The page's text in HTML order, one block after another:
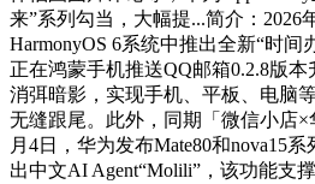
来”系列勾当，大幅提...简介：2026
HarmonyOS 6系统中推出全新“时间
正在鸿蒙手机推送QQ邮箱0.2.8版本
消弭暗影，实现手机、平板、电脑
无缝跟尾。此外，同期「微信小店×
月4日，华为发布Mate80和nova15
出中文AI Agent“Molili”，该功能支